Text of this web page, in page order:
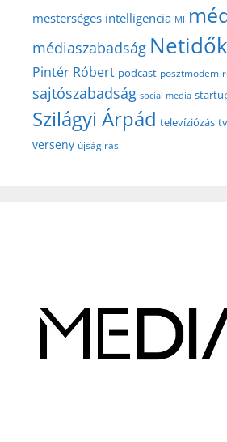
mesterséges intelligencia MI
médiaszabadság Netidők
Pintér Róbert podcast posztmodem
sajtószabadság social media
Szilágyi Árpád televíziózás tv
verseny újságírás